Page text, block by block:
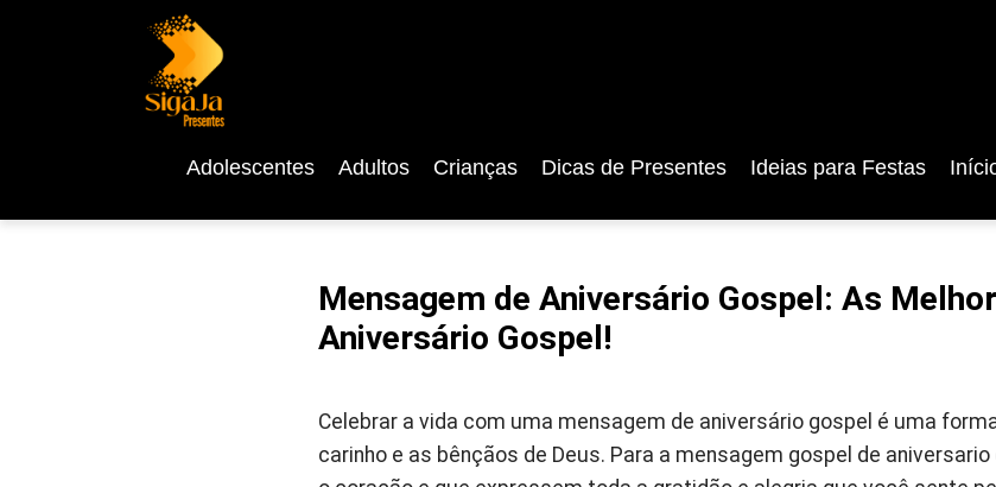
Adolescentes Adultos Crianças Dicas de Presentes Ideias para Festas
Mensagem de Aniversário Gospel: As
Aniversário Gospel!
Celebrar a vida com uma mensagem de aniversário gospel é uma
carinho e as bênçãos de Deus. Para a mensagem gospel de